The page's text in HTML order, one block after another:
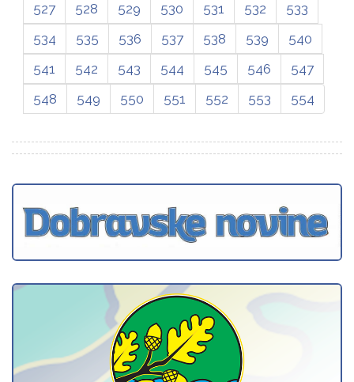
527
528 529 530 531 532
533
534
535 536 537 538 539
540
541
542 543 544 545 546
547
548
549 550 551 552 553 554